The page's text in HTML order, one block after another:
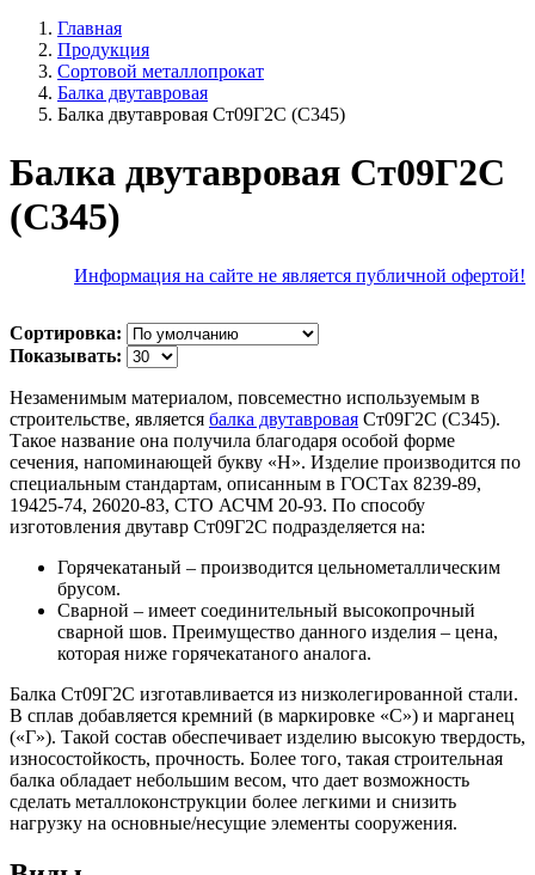
Главная
Продукция
Сортовой металлопрокат
Балка двутавровая
Балка двутавровая Ст09Г2С (С345)
Балка двутавровая Ст09Г2С
(С345)
Информация на сайте не является публичной офертой!
Сортировка:
Показывать:
Незаменимым материалом, повсеместно используемым в
строительстве, является балка двутавровая Ст09Г2С (С345).
Такое название она получила благодаря особой форме
сечения, напоминающей букву «Н». Изделие производится по
специальным стандартам, описанным в ГОСТах 8239-89,
19425-74, 26020-83, СТО АСЧМ 20-93. По способу
изготовления двутавр Ст09Г2С подразделяется на:
Горячекатаный – производится цельнометаллическим
брусом.
Сварной – имеет соединительный высокопрочный
сварной шов. Преимущество данного изделия – цена,
которая ниже горячекатаного аналога.
Балка Ст09Г2С изготавливается из низколегированной стали.
В сплав добавляется кремний (в маркировке «С») и марганец
(«Г»). Такой состав обеспечивает изделию высокую твердость,
износостойкость, прочность. Более того, такая строительная
балка обладает небольшим весом, что дает возможность
сделать металлоконструкции более легкими и снизить
нагрузку на основные/несущие элементы сооружения.